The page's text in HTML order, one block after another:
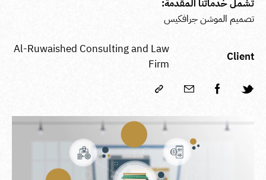
تشمل خدماتنا المقدمة:
تصميم الموشن جرافكيس
Client
Al-Ruwaished Consulting and Law
Firm